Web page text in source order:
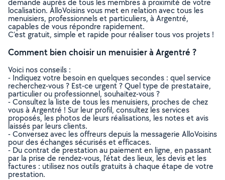
demande auprès de tous les membres à proximité de votre
localisation. AlloVoisins vous met en relation avec tous les
menuisiers, professionnels et particuliers, à Argentré,
capables de vous répondre rapidement.
C’est gratuit, simple et rapide pour réaliser tous vos projets !
Comment bien choisir un menuisier à Argentré ?
Voici nos conseils :
- Indiquez votre besoin en quelques secondes : quel service
recherchez-vous ? Est-ce urgent ? Quel type de prestataire,
particulier ou professionnel, souhaitez-vous ?
- Consultez la liste de tous les menuisiers, proches de chez
vous à Argentré ! Sur leur profil, consultez les services
proposés, les photos de leurs réalisations, les notes et avis
laissés par leurs clients.
- Conversez avec les offreurs depuis la messagerie AlloVoisins
pour des échanges sécurisés et efficaces.
- Du contrat de prestation au paiement en ligne, en passant
par la prise de rendez-vous, l’état des lieux, les devis et les
factures : utilisez nos outils gratuits à chaque étape de votre
prestation.